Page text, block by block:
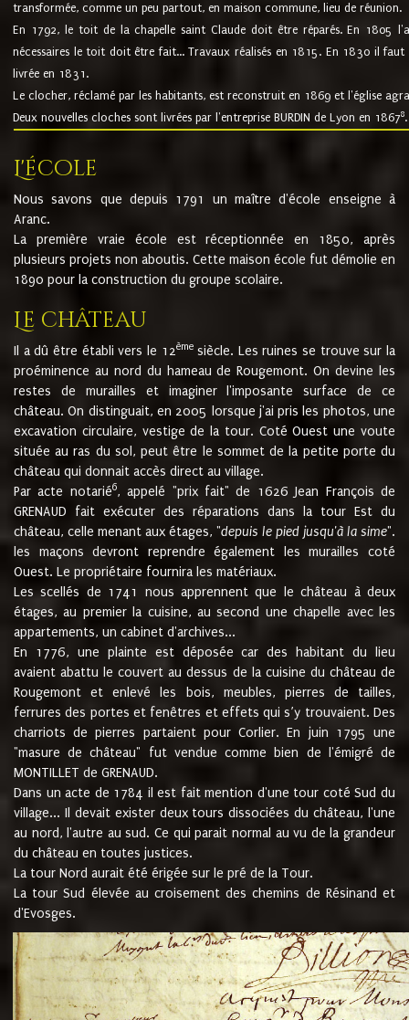
transformée, comme un peu partout, en maison commune, lieu de réunion.
En 1792, le toit de la chapelle saint Claude doit être réparés. En 1805
nécessaires le toit doit être fait... Travaux réalisés en 1815. En 1830 il
livrée en 1831.
Le clocher, réclamé par les habitants, est reconstruit en 1869 et l'église
Deux nouvelles cloches sont livrées par l'entreprise BURDIN de Lyon en 18678.
L'école
Nous savons que depuis 1791 un maître d'école enseigne à
Aranc.
La première vraie école est réceptionnée en 1850, après
plusieurs projets non aboutis. Cette maison école fut démolie en
1890 pour la construction du groupe scolaire.
Le château
Il a dû être établi vers le 12èmesiècle. Les ruines se trouve sur la
proéminence au nord du hameau de Rougemont. On devine les
restes de murailles et imaginer l'imposante surface de ce
château. On distinguait, en 2005 lorsque j'ai pris les photos, une
excavation circulaire, vestige de la tour. Coté Ouest une voute
située au ras du sol, peut être le sommet de la petite porte du
château qui donnait accès direct au village.
Par acte notarié6, appelé "prix fait" de 1626 Jean François de
GRENAUD fait exécuter des réparations dans la tour Est du
château, celle menant aux étages, "depuis le pied jusqu'à la sime".
les maçons devront reprendre également les murailles coté
Ouest. Le propriétaire fournira les matériaux.
Les scellés de 1741 nous apprennent que le château à deux
étages, au premier la cuisine, au second une chapelle avec les
appartements, un cabinet d'archives...
En 1776, une plainte est déposée car des habitant du lieu
avaient abattu le couvert au dessus de la cuisine du château de
Rougemont et enlevé les bois, meubles, pierres de tailles,
ferrures des portes et fenêtres et effets qui s’y trouvaient. Des
charriots de pierres partaient pour Corlier. En juin 1795 une
"masure de château" fut vendue comme bien de l'émigré de
MONTILLET de GRENAUD.
Dans un acte de 1784 il est fait mention d'une tour coté Sud du
village... Il devait exister deux tours dissociées du château, l'une
au nord, l'autre au sud. Ce qui parait normal au vu de la grandeur
du château en toutes justices.
La tour Nord aurait été érigée sur le pré de la Tour.
La tour Sud élevée au croisement des chemins de Résinand et
d'Evosges.